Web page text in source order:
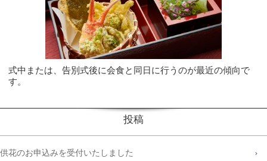
式中または、告別式後に会食と同日に行うのが最近の傾向で
す。
投稿
供花のお申込みを受付いたしました